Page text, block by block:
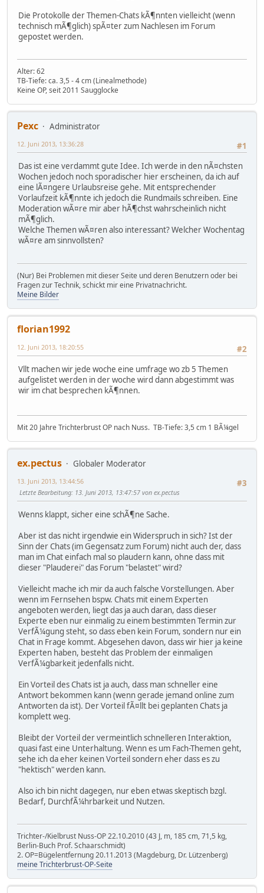
Die Protokolle der Themen-Chats kÃ¶nnten vielleicht (wenn
technisch mÃ¶glich) spÃ¤ter zum Nachlesen im Forum
gepostet werden.
Alter: 62
TB-Tiefe: ca. 3,5 - 4 cm (Linealmethode)
Keine OP, seit 2011 Saugglocke
Pexc
Administrator
#1
12. Juni 2013, 13:36:28
Das ist eine verdammt gute Idee. Ich werde in den nÃ¤chsten
Wochen jedoch noch sporadischer hier erscheinen, da ich auf
eine lÃ¤ngere Urlaubsreise gehe. Mit entsprechender
Vorlaufzeit kÃ¶nnte ich jedoch die Rundmails schreiben. Eine
Moderation wÃ¤re mir aber hÃ¶chst wahrscheinlich nicht
mÃ¶glich.
Welche Themen wÃ¤ren also interessant? Welcher Wochentag
wÃ¤re am sinnvollsten?
(Nur) Bei Problemen mit dieser Seite und deren Benutzern oder bei
Fragen zur Technik, schickt mir eine Privatnachricht.
Meine Bilder
florian1992
#2
12. Juni 2013, 18:20:55
Vllt machen wir jede woche eine umfrage wo zb 5 Themen
aufgelistet werden in der woche wird dann abgestimmt was
wir im chat besprechen kÃ¶nnen.
Mit 20 Jahre Trichterbrust OP nach Nuss. TB-Tiefe: 3,5 cm 1 BÃ¼gel
ex.pectus
Globaler Moderator
#3
13. Juni 2013, 13:44:56
Letzte Bearbeitung: 13. Juni 2013, 13:47:57 von ex.pectus
Wenns klappt, sicher eine schÃ¶ne Sache.
Aber ist das nicht irgendwie ein Widerspruch in sich? Ist der
Sinn der Chats (im Gegensatz zum Forum) nicht auch der, dass
man im Chat einfach mal so plaudern kann, ohne dass mit
dieser "Plauderei" das Forum "belastet" wird?
Vielleicht mache ich mir da auch falsche Vorstellungen. Aber
wenn im Fernsehen bspw. Chats mit einem Experten
angeboten werden, liegt das ja auch daran, dass dieser
Experte eben nur einmalig zu einem bestimmten Termin zur
VerfÃ¼gung steht, so dass eben kein Forum, sondern nur ein
Chat in Frage kommt. Abgesehen davon, dass wir hier ja keine
Experten haben, besteht das Problem der einmaligen
VerfÃ¼gbarkeit jedenfalls nicht.
Ein Vorteil des Chats ist ja auch, dass man schneller eine
Antwort bekommen kann (wenn gerade jemand online zum
Antworten da ist). Der Vorteil fÃ¤llt bei geplanten Chats ja
komplett weg.
Bleibt der Vorteil der vermeintlich schnelleren Interaktion,
quasi fast eine Unterhaltung. Wenn es um Fach-Themen geht,
sehe ich da eher keinen Vorteil sondern eher dass es zu
"hektisch" werden kann.
Also ich bin nicht dagegen, nur eben etwas skeptisch bzgl.
Bedarf, DurchfÃ¼hrbarkeit und Nutzen.
Trichter-/Kielbrust Nuss-OP 22.10.2010 (43 J, m, 185 cm, 71,5 kg,
Berlin-Buch Prof. Schaarschmidt)
2. OP=Bügelentfernung 20.11.2013 (Magdeburg, Dr. Lützenberg)
meine Trichterbrust-OP-Seite